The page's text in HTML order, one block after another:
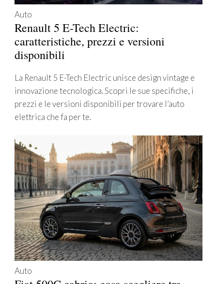
Auto
Renault 5 E-Tech Electric:
caratteristiche, prezzi e versioni
disponibili
La Renault 5 E-Tech Electric unisce design vintage e
innovazione tecnologica. Scopri le sue specifiche, i
prezzi e le versioni disponibili per trovare l’auto
elettrica che fa per te.
Auto